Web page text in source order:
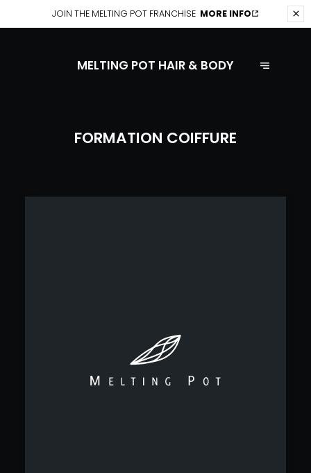
JOIN THE MELTING POT FRANCHISE MORE INFO
MELTING POT HAIR & BODY
FORMATION COIFFURE